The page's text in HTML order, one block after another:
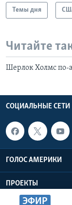
ЭФИР
Темы дня
Читайте
Шерлок Холмс по-
СОЦИАЛЬНЫЕ СЕТИ
ГОЛОС АМЕРИКИ
ПРОЕКТЫ